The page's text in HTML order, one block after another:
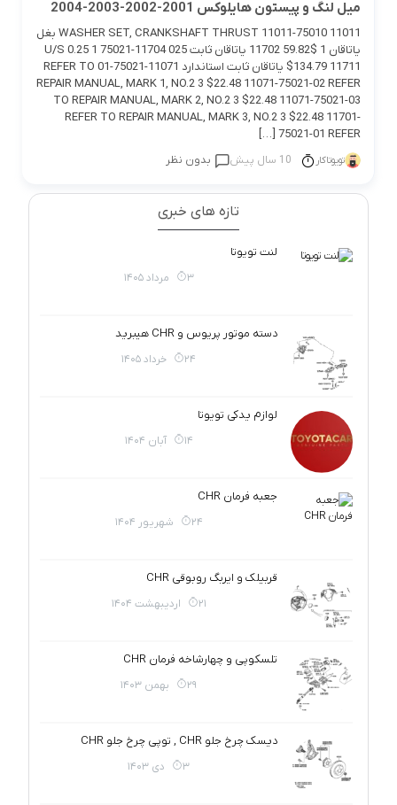
ميل لنگ و پيستون هايلوكس 2001-2002-2003-2004
11011 WASHER SET, CRANKSHAFT THRUST 11011-75010 بغل
ياتاقان 1 $59.82 11702 ياتاقان ثابت 025 11704-75021 U/S 0.25 1
$134.79 11711 ياتاقان ثابت استاندارد 11071-75021-01 REFER TO
REPAIR MANUAL, MARK 1, NO.2 3 $22.48 11071-75021-02 REFER
TO REPAIR MANUAL, MARK 2, NO.2 3 $22.48 11071-75021-03
REFER TO REPAIR MANUAL, MARK 3, NO.2 3 $22.48 11701-
75021-01 REFER […]
تویوتاکار 10 سال پیش بدون نظر
تازه های خبری
لنت تویوتا
3 مرداد 1405
دسته موتور پریوس و CHR هیبرید
24 خرداد 1405
لوازم یدکی تویوتا
14 آبان 1404
جعبه فرمان CHR
24 شهریور 1404
قربیلک و ایربگ روبوقی CHR
21 اردیبهشت 1404
تلسکوپی و چهارشاخه فرمان CHR
29 بهمن 1403
دیسک چرخ جلو CHR , توپی چرخ جلو CHR
3 دی 1403